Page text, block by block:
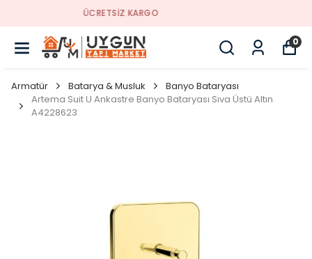
YENI SEZON ÜRÜNLER
0
Armatür Batarya & Musluk
Banyo Bataryası
Artema Suit U Ankastre Banyo Bataryası Sıva Üstü Altın
A4228623